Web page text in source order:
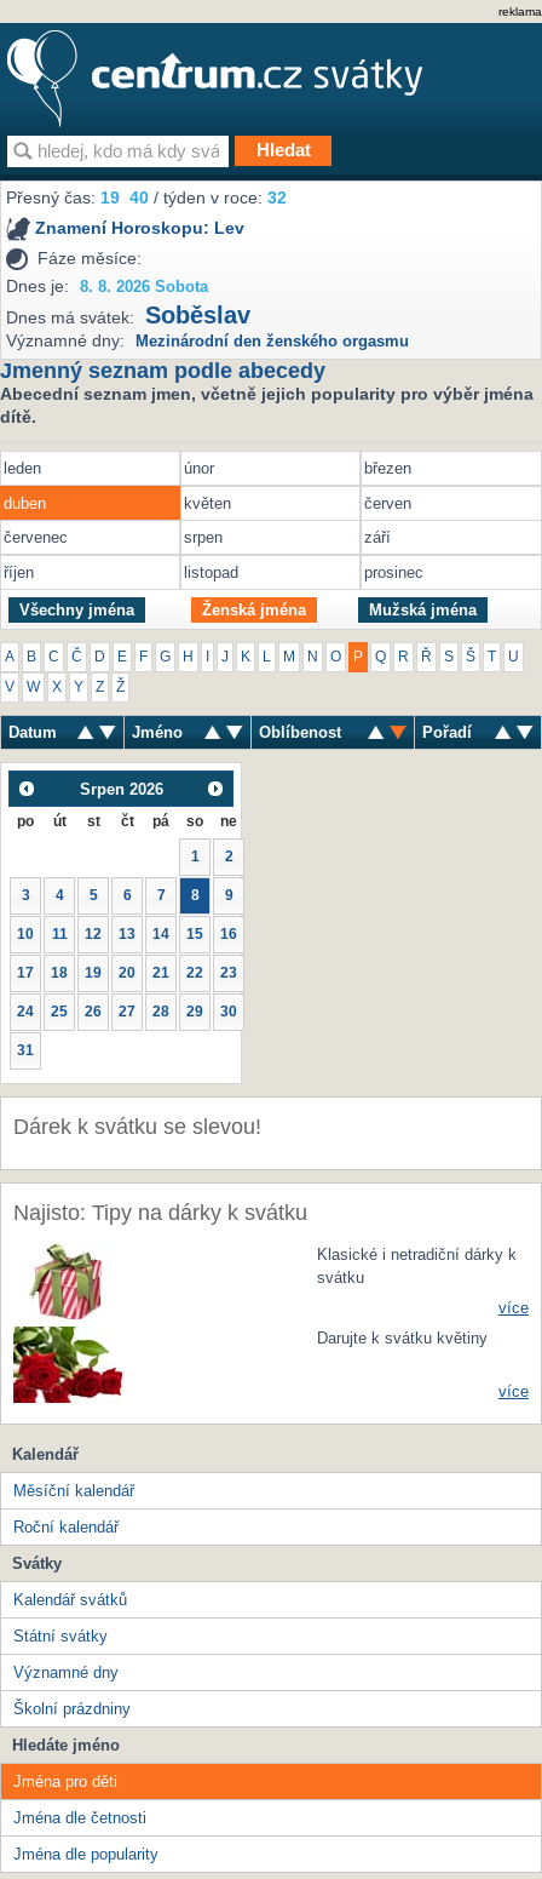
reklama
Přesný čas:19 40 / týden v roce:32
Znamení Horoskopu: Lev
Fáze měsíce:
Dnes je:
8. 8. 2026 Sobota
Dnes má svátek: Soběslav
Významné dny: Mezinárodní den ženského orgasmu
Jmenný seznam podle abecedy
Abecední seznam jmen, včetně jejich popularity pro výběr jména
dítě.
leden únor
březen
duben
květen
červen
červenec
srpen
září
říjen
listopad prosinec
Všechny jména Ženská jména Mužská jména
A B C Č D E F G H J K M N O P Q R Ř S Š U
V W X Y Z Ž
Datum Jméno Oblíbenost Pořadí
Srpen 2026
po út st čt pá so ne
1 2
3 4 5 6 7 8 9
10 11 12 13 14 15 16
17 18 19 20 21 22 23
24 25 26 27 28 29 30
31
Dárek k svátku se slevou!
Najisto: Tipy na dárky k svátku
Klasické i netradiční dárky k
svátku
více
Darujte k svátku květiny
více
Kalendář
Měsíční kalendář
Roční kalendář
Svátky
Kalendář svátků
Státní svátky
Významné dny
Školní prázdniny
Hledáte jméno
Jména pro děti
Jména dle četnosti
Jména dle popularity